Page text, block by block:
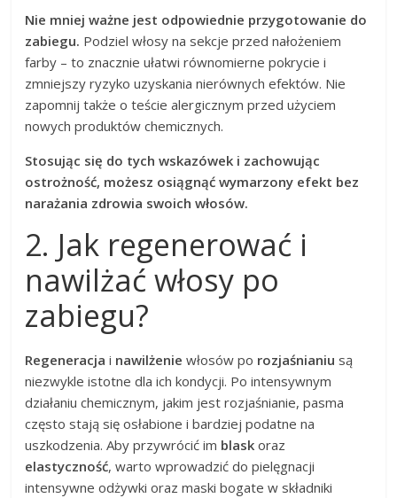
Nie mniej ważne jest odpowiednie przygotowanie do
zabiegu. Podziel włosy na sekcje przed nałożeniem
farby – to znacznie ułatwi równomierne pokrycie i
zmniejszy ryzyko uzyskania nierównych efektów. Nie
zapomnij także o teście alergicznym przed użyciem
nowych produktów chemicznych.
Stosując się do tych wskazówek i zachowując
ostrożność, możesz osiągnąć wymarzony efekt bez
narażania zdrowia swoich włosów.
2. Jak regenerować i
nawilżać włosy po
zabiegu?
Regeneracja i nawilżenie włosów po rozjaśnianiu są
niezwykle istotne dla ich kondycji. Po intensywnym
działaniu chemicznym, jakim jest rozjaśnianie, pasma
często stają się osłabione i bardziej podatne na
uszkodzenia. Aby przywrócić im blask oraz
elastyczność, warto wprowadzić do pielęgnacji
intensywne odżywki oraz maski bogate w składniki